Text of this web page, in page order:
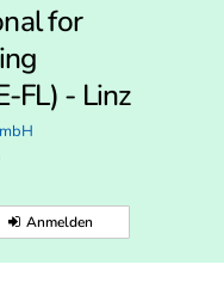
for
FL) - Linz
Anmelden